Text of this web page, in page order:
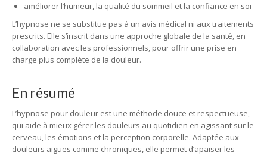
améliorer l’humeur, la qualité du sommeil et la confiance en soi
L’hypnose ne se substitue pas à un avis médical ni aux traitements
prescrits. Elle s’inscrit dans une approche globale de la santé, en
collaboration avec les professionnels, pour offrir une prise en
charge plus complète de la douleur.
En résumé
L’hypnose pour douleur est une méthode douce et respectueuse,
qui aide à mieux gérer les douleurs au quotidien en agissant sur le
cerveau, les émotions et la perception corporelle. Adaptée aux
douleurs aiguës comme chroniques, elle permet d’apaiser les